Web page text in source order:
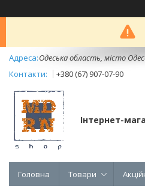
Одеська область, місто
+380 (67) 907-07-90
Інтернет-
Головна Товари